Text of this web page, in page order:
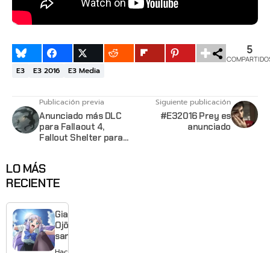
5
E3 E3 2016 E3 Media
Publicación previa
Anunciado más DLC
para Fallaout 4,
Fallout Shelter para
Siguiente publicación
#E32016 Prey es
anunciado
LO MÁS
RECIENTE
Giant
Ojō-
sama
revela